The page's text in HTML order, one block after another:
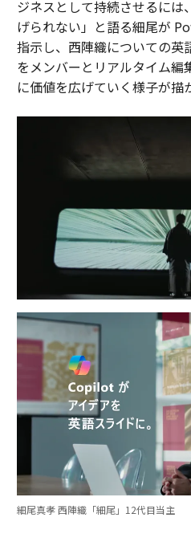
ジネスとして持続させるに
げられない」と語る細尾が
指示し、西陣織についての英
をメンバーとリアルタイム編
に価値を広げていく様子が描
細尾真孝 西陣織「細尾」12代目当主